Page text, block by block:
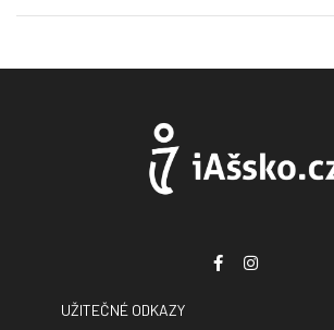
UŽITEČNÉ ODKAZY